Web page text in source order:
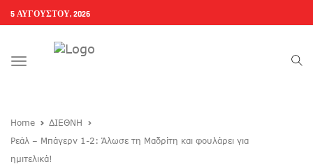
5 ΑΥΓΟΎΣΤΟΥ, 2026
Toggle
Home
ΔΙΕΘΝΗ
Ρεάλ – Μπάγερν 1-2: Άλωσε τη Μαδρίτη και φουλάρει για
ημιτελικά!